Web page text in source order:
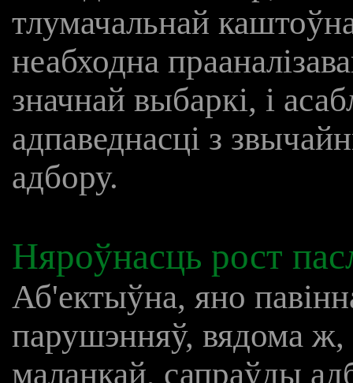
тлумачальнай
неабходна
значнай выбаркі, і
адпаведнасці з
адбору.
Няроўнасць рост
Аб'ектыўна, яно
парушэнняў, вядома
маланкай, сапраўды